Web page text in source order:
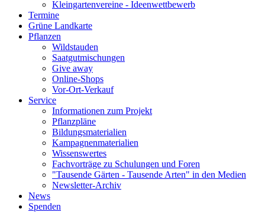
Kleingartenvereine - Ideenwettbewerb
Termine
Grüne Landkarte
Pflanzen
Wildstauden
Saatgutmischungen
Give away
Online-Shops
Vor-Ort-Verkauf
Service
Informationen zum Projekt
Pflanzpläne
Bildungsmaterialien
Kampagnenmaterialien
Wissenswertes
Fachvorträge zu Schulungen und Foren
"Tausende Gärten - Tausende Arten" in den Medien
Newsletter-Archiv
News
Spenden